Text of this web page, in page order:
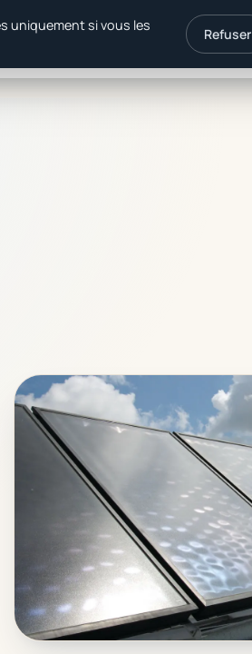
uniquement si vous les
Refuser